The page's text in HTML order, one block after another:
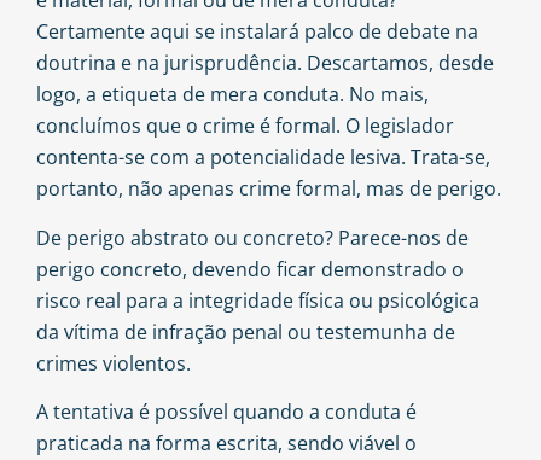
Certamente aqui se instalará palco de debate na
doutrina e na jurisprudência. Descartamos, desde
logo, a etiqueta de mera conduta. No mais,
concluímos que o crime é formal. O legislador
contenta-se com a potencialidade lesiva. Trata-se,
portanto, não apenas crime formal, mas de perigo.
De perigo abstrato ou concreto? Parece-nos de
perigo concreto, devendo ficar demonstrado o
risco real para a integridade física ou psicológica
da vítima de infração penal ou testemunha de
crimes violentos.
A tentativa é possível quando a conduta é
praticada na forma escrita, sendo viável o